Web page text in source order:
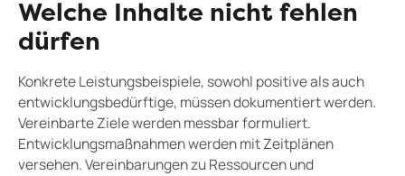
Welche Inhalte nicht fehlen
dürfen
Konkrete Leistungsbeispiele, sowohl positive als auch
entwicklungsbedürftige, müssen dokumentiert werden.
Vereinbarte Ziele werden messbar formuliert.
Entwicklungsmaßnahmen werden mit Zeitplänen
versehen. Vereinbarungen zu Ressourcen und